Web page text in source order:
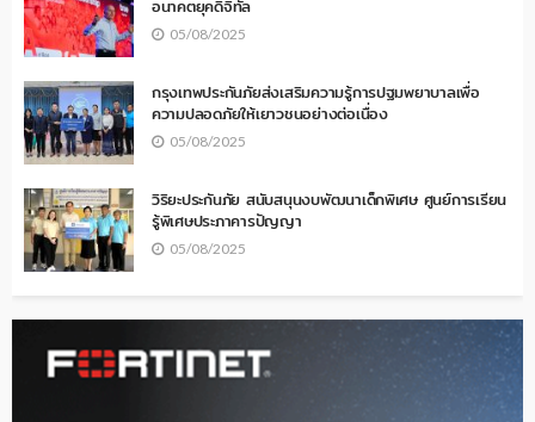
อนาคตยุคดิจิทัล
05/08/2025
กรุงเทพประกันภัยส่งเสริมความรู้การปฐมพยาบาลเพื่อ
ความปลอดภัยให้เยาวชนอย่างต่อเนื่อง
05/08/2025
วิริยะประกันภัย สนับสนุนงบพัฒนาเด็กพิเศษ ศูนย์การเรียน
รู้พิเศษประภาคารปัญญา
05/08/2025